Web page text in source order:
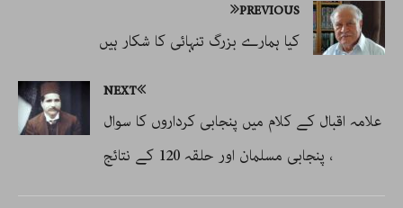
PREVIOUS
کیا ہمارے بزرگ تنہائی کا شکار ہیں
NEXT
علامہ اقبال کے کلام میں پنجابی کرداروں کا سوال
، پنجابی مسلمان اور حلقہ 120 کے نتائج